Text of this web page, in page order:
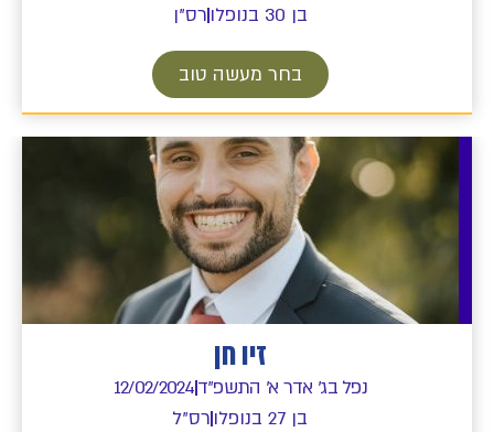
בן 30 בנופלו
רס"ן
בחר מעשה טוב
זיו חן
נפל בג' אדר א' התשפ"ד12/02/2024
בן 27 בנופלו
רס"ל